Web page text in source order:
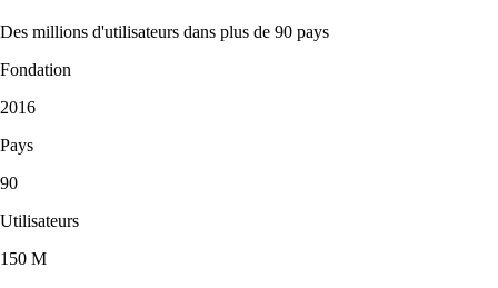
Des millions d'utilisateurs dans plus de 90 pays
Fondation
2016
Pays
90
Utilisateurs
150 M